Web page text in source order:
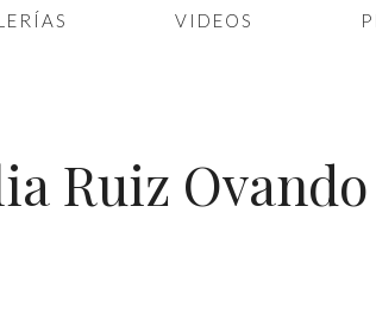
VIDEOS
Ruiz Ovando